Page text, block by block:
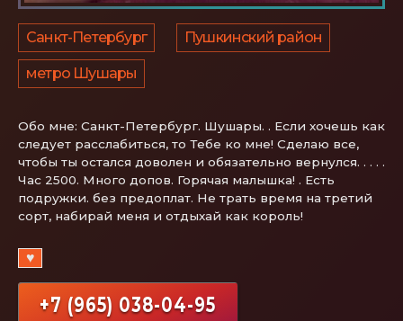
Санкт-Петербург Пушкинский район
метро Шушары
Обо мне: Санкт-Петербург. Шушары. . Если хочешь как
следует расслабиться, то Тебе ко мне! Сделаю все,
чтобы ты остался доволен и обязательно вернулся. . . . .
Час 2500. Много допов. Горячая малышка! . Есть
подружки. без предоплат. Не трать время на третий
сорт, набирай меня и отдыхай как король!
♥
+7 (965) 038-04-95